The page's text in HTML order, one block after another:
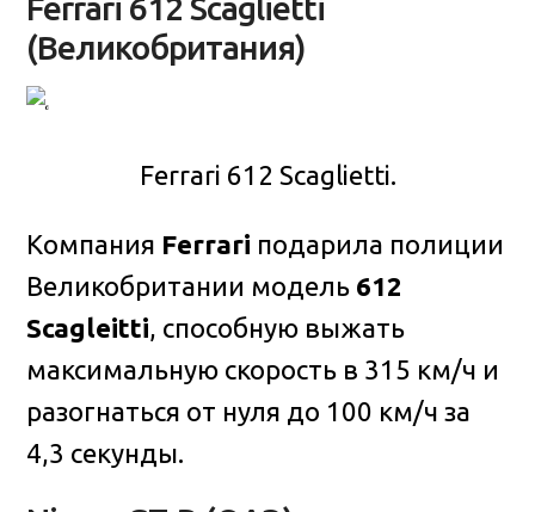
Ferrari 612 Scaglietti
(Великобритания)
Ferrari 612 Scaglietti.
Компания Ferrari подарила полиции
Великобритании модель 612
Scagleitti, способную выжать
максимальную скорость в 315 км/ч и
разогнаться от нуля до 100 км/ч за
4,3 секунды.